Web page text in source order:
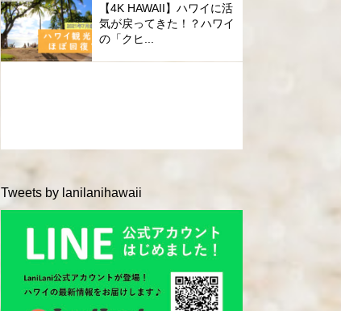
【4K HAWAII】ハワイに活
気が戻ってきた！？ハワイ
の「クヒ...
Tweets by lanilanihawaii